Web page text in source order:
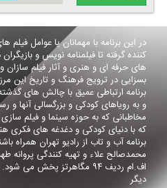
در این برنامه با مهمانان یا عوامل فیلم
كننده گرفته تا فیلمنامه نویس و
های حرفه ای و هنری و آثار فیلم
بسزایی در ترویج فرهنگ و تاریخ این
برنامه ارتباطی عمیق با چالش های
و به رویاهای كودكی و بزرگسالی آنها
مخاطبانی كه به حوزه سینما و فیلم
كه با دنیای كودكی و دغدغه های فكری
برنامه آب و تاب از رادیو تهران همراه
محمدصالح علاء و تهیه كنندگی پروانه
اف.ام ردیف ۹۴ مگاهرتز پخش
دیگر